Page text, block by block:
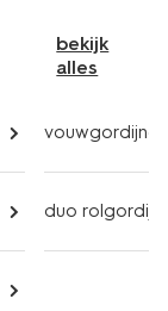
bekijk
alles
duo